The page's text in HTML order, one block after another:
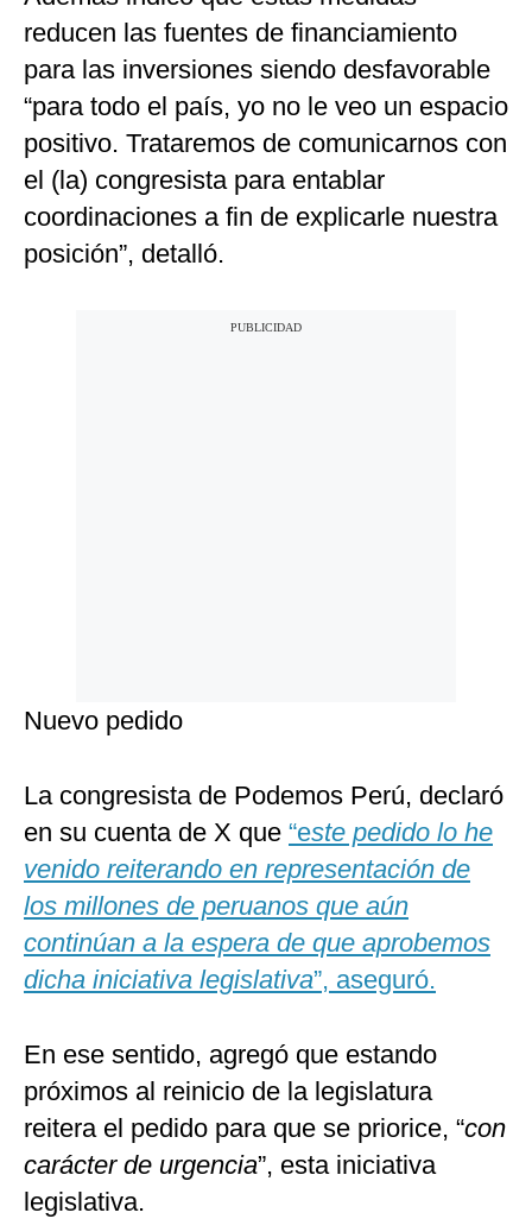
reducen las fuentes de financiamiento
para las inversiones siendo desfavorable
“para todo el país, yo no le veo un espacio
positivo. Trataremos de comunicarnos con
el (la) congresista para entablar
coordinaciones a fin de explicarle nuestra
posición”, detalló.
Nuevo pedido
La congresista de Podemos Perú, declaró
en su cuenta de X que “este pedido lo he
venido reiterando en representación de
los millones de peruanos que aún
continúan a la espera de que aprobemos
dicha iniciativa legislativa”, aseguró.
En ese sentido, agregó que estando
próximos al reinicio de la legislatura
reitera el pedido para que se priorice, “con
carácter de urgencia”, esta iniciativa
legislativa.